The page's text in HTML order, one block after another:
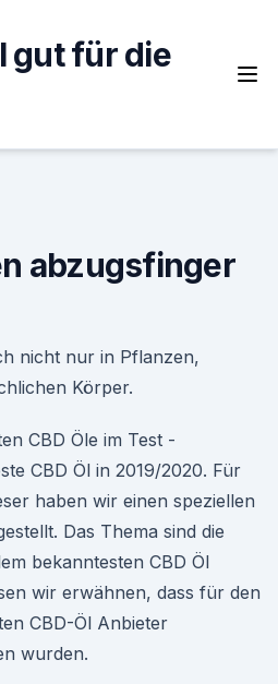
gut für die
abzugsfinger
nicht nur in Pflanzen,
Körper.
CBD Öle im Test -
CBD Öl in 2019/2020. Für
haben wir einen speziellen
Das Thema sind die
bekanntesten CBD Öl
wir erwähnen, dass für den
CBD-Öl Anbieter
wurden.